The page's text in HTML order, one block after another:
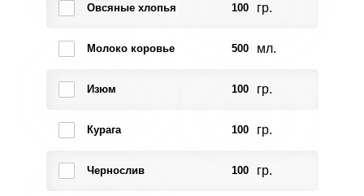
Овсяные хлопья 100 гр.
Молоко коровье 500 мл.
Изюм 100 гр.
Курага 100 гр.
Чернослив 100 гр.